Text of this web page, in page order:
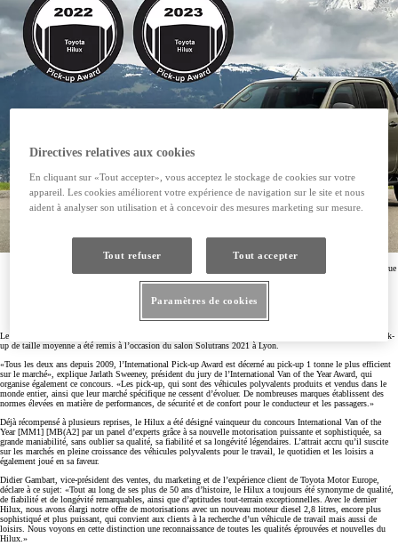
Le jury a apprécié sa nouvelle motorisation puissante et sophistiquée, sa grande maniabilité ainsi que
Cette récompense prestigieuse encourage Toyota à renforcer sa position sur le marché européen des
Le 6e International Pick-up Award 2022/2023 a été décerné au Toyota Hilux. Ce prix prestigieux pour les pick-
up de taille moyenne a été remis à l’occasion du salon Solutrans 2021 à Lyon.
«Tous les deux ans depuis 2009, l’International Pick-up Award est décerné au pick-up 1 tonne le plus efficient
sur le marché», explique Jarlath Sweeney, président du jury de l’International Van of the Year Award, qui
organise également ce concours. «Les pick-up, qui sont des véhicules polyvalents produits et vendus dans le
monde entier, ainsi que leur marché spécifique ne cessent d’évoluer. De nombreuses marques établissent des
normes élevées en matière de performances, de sécurité et de confort pour le conducteur et les passagers.»
Déjà récompensé à plusieurs reprises, le Hilux a été désigné vainqueur du concours International Van of the
Year [MM1] [MB(A2] par un panel d’experts grâce à sa nouvelle motorisation puissante et sophistiquée, sa
grande maniabilité, sans oublier sa qualité, sa fiabilité et sa longévité légendaires. L’attrait accru qu’il suscite
sur les marchés en pleine croissance des véhicules polyvalents pour le travail, le quotidien et les loisirs a
également joué en sa faveur.
Didier Gambart, vice-président des ventes, du marketing et de l’expérience client de Toyota Motor Europe,
déclare à ce sujet: «Tout au long de ses plus de 50 ans d’histoire, le Hilux a toujours été synonyme de qualité,
de fiabilité et de longévité remarquables, ainsi que d’aptitudes tout-terrain exceptionnelles. Avec le dernier
Hilux, nous avons élargi notre offre de motorisations avec un nouveau moteur diesel 2,8 litres, encore plus
sophistiqué et plus puissant, qui convient aux clients à la recherche d’un véhicule de travail mais aussi de
loisirs. Nous voyons en cette distinction une reconnaissance de toutes les qualités éprouvées et nouvelles du
Hilux.»
Directives relatives aux cookies
En cliquant sur «Tout accepter», vous acceptez le stockage de cookies sur votre
appareil. Les cookies améliorent votre expérience de navigation sur le site et nous
aident à analyser son utilisation et à concevoir des mesures marketing sur mesure.
Tout refuser Tout accepter
Paramètres de cookies